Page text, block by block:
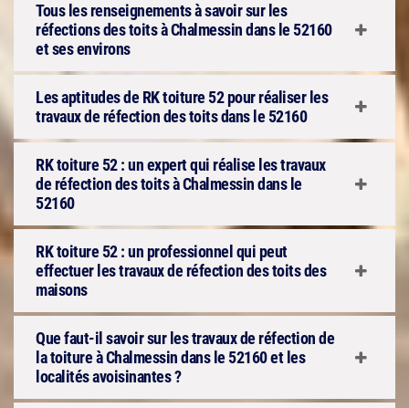
Tous les renseignements à savoir sur les
réfections des toits à Chalmessin dans le 52160
et ses environs
Les aptitudes de RK toiture 52 pour réaliser les
travaux de réfection des toits dans le 52160
RK toiture 52 : un expert qui réalise les travaux
de réfection des toits à Chalmessin dans le
52160
RK toiture 52 : un professionnel qui peut
effectuer les travaux de réfection des toits des
maisons
Que faut-il savoir sur les travaux de réfection de
la toiture à Chalmessin dans le 52160 et les
localités avoisinantes ?